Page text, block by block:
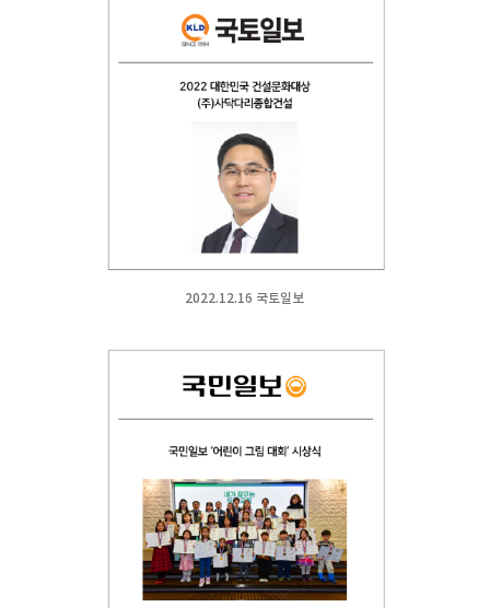
2022.12.16 국토일보